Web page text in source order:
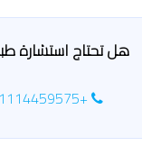
هل تحتاج استشارة
+201114459575